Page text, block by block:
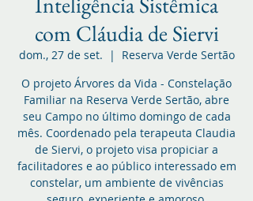
com Cláudia de Siervi
dom., 27 de set.
  |
Reserva Verde Sertão
O projeto Árvores da Vida - Constelação
Familiar na Reserva Verde Sertão, abre
seu Campo no último domingo de cada
mês. Coordenado pela terapeuta Claudia
de Siervi, o projeto visa propiciar a
facilitadores e ao público interessado em
constelar, um ambiente de vivências